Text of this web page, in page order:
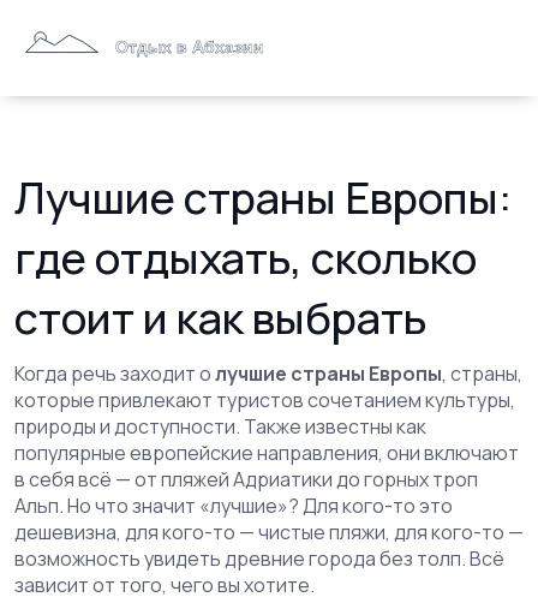
Лучшие страны Европы:
где отдыхать, сколько
стоит и как выбрать
Когда речь заходит олучшие страны Европы, страны,
которые привлекают туристов сочетанием культуры,
природы и доступности. Также известны как
популярные европейские направления, они включают
в себя всё — от пляжей Адриатики до горных троп
Альп. Но что значит «лучшие»? Для кого-то это
дешевизна, для кого-то — чистые пляжи, для кого-то —
возможность увидеть древние города без толп. Всё
зависит от того, чего вы хотите.